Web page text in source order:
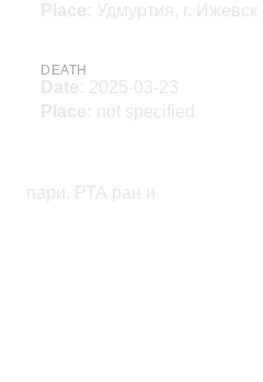
Place: Удмуртия, г. Ижевск
DEATH
Date: 2025-03-23
Place: not specified
пари. РТА ран и